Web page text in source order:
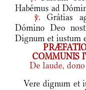
Habémus ad
v.
Grátias
Dómino Deo
Dignum et iustum
COMMUNIS
De laude,
Vere dignum et